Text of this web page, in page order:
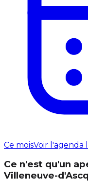
Ce moisVoir l'agenda
Ce n'est qu'un
Villeneuve-d'Ascq